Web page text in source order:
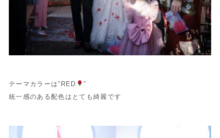
テーマカラーは”RED
”
統一感のある配色はとても綺麗です